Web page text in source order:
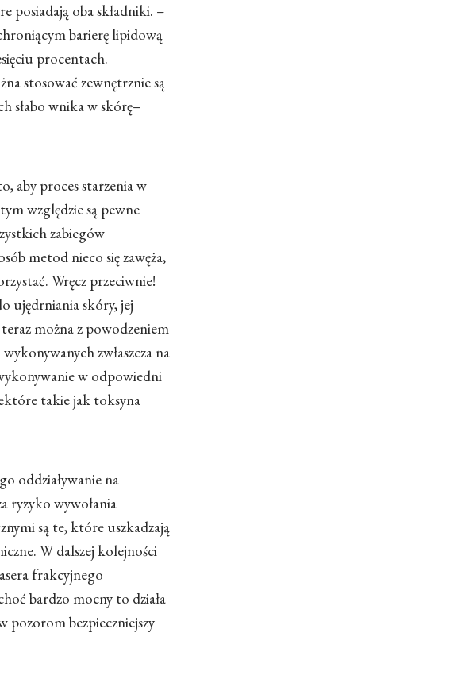
posiadają oba składniki. –
barierę lipidową
procentach.
stosować zewnętrznie są
słabo wnika w skórę–
aby proces starzenia w
względzie są pewne
zabiegów
metod nieco się zawęża,
Wręcz przeciwnie!
ujędrniania skóry, jej
można z powodzeniem
zwłaszcza na
w odpowiedni
takie jak toksyna
oddziaływanie na
ryzyko wywołania
są te, które uszkadzają
W dalszej kolejności
frakcyjnego
bardzo mocny to działa
pozorom bezpieczniejszy